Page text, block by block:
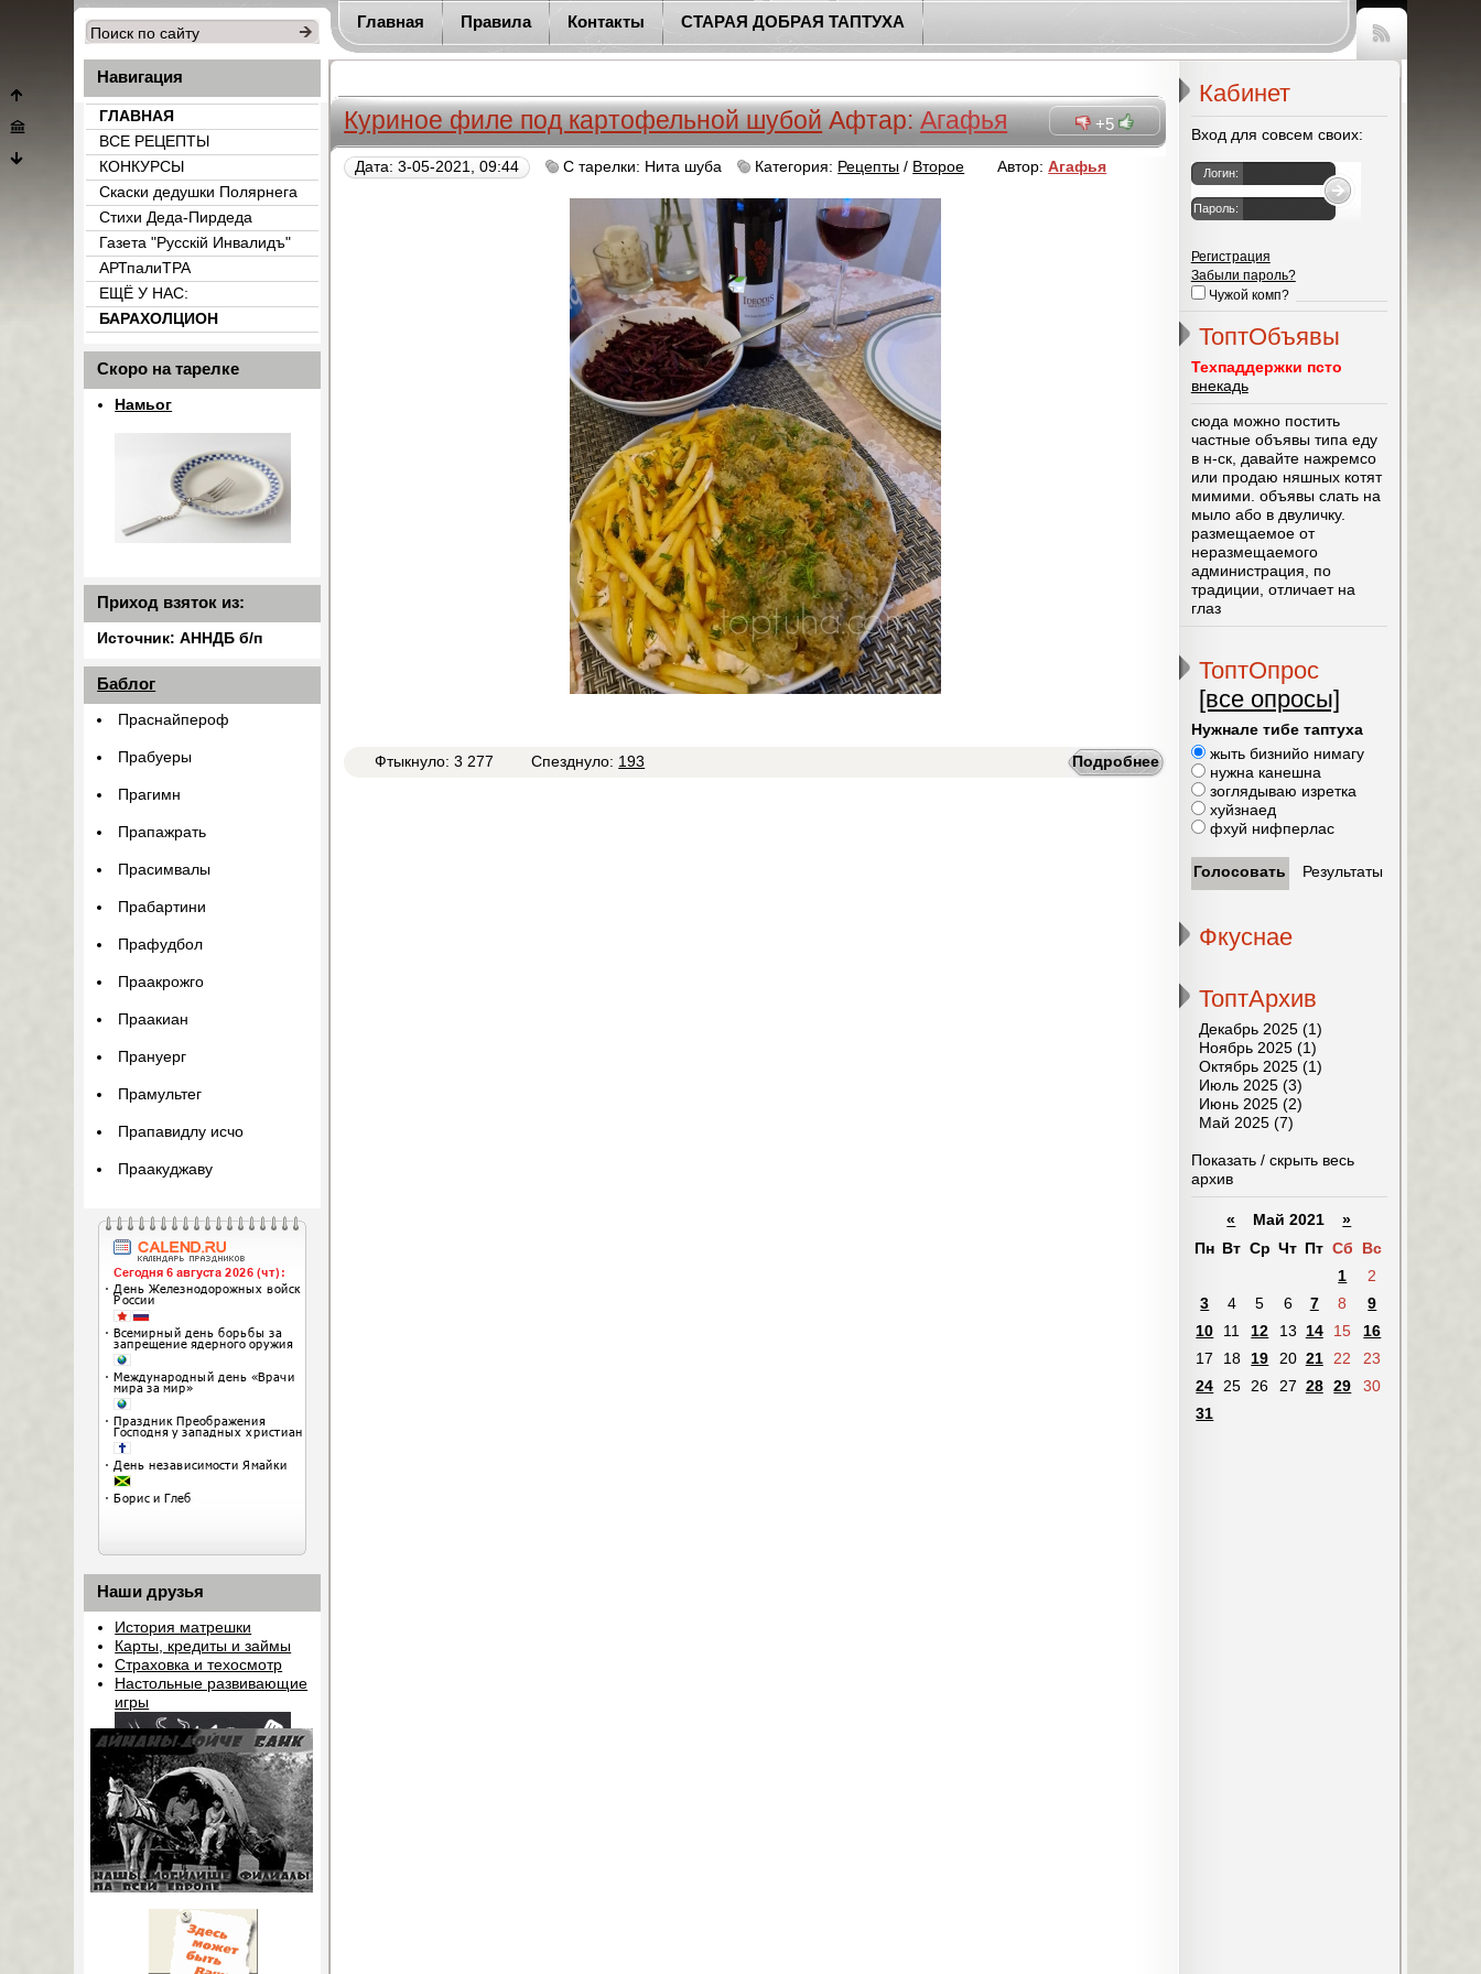
Главная Правила Контакты СТАРАЯ ДОБРАЯ ТАПТУХА
Чтение
+5
Куриное филе под картофельной шубой Афтар:Агафья
Дата: 3-05-2021, 09:44 С тарелки: Нита шуба Категория: Рецепты / Второе Автор:Агафья
Подробнее
Фтыкнуло: 3 277 Спезднуло: 193
Кабинет
Вход для совсем своих:
Логин:
Пароль:
Регистрация
Забыли пароль?
Чужой комп?
ТоптОбъявы
Техпаддержки псто
внекадь
сюда можно постить
частные объявы типа еду
в н-ск, давайте нажремсо
или продаю няшных котят
мимими. объявы слать на
мыло або в двуличку.
размещаемое от
неразмещаемого
администрация, по
традиции, отличает на
глаз
ТоптОпрос
[все опросы]
Нужнале тибе таптуха
жыть бизнийо нимагу
нужна канешна
зоглядываю изретка
хуйзнаед
фхуй нифперлас
Фкуснае
ТоптАрхив
Декабрь 2025 (1)
Ноябрь 2025 (1)
Октябрь 2025 (1)
Июль 2025 (3)
Июнь 2025 (2)
Май 2025 (7)
Показать / скрыть весь
архив
« Май 2021»
Пн Вт Ср Чт Пт Сб
Вс
1
2
3
4 5 6 7 8
9
10
11 12 13 14 15
16
17
18 19 20 21 22
23
24
25 26 27 28 29
30
31
Навигация
ГЛАВНАЯ
ВСЕ РЕЦЕПТЫ
КОНКУРСЫ
Скаски дедушки Полярнега
Стихи Деда-Пирдеда
Газета "Русскiй Инвалидъ"
АРТпалиТРА
ЕЩЁ У НАС:
БАРАХОЛЦИОН
Скоро на тарелке
Намьог
Приход взяток из:
Источник: АННДБ б/п
Баблог
Праснайпероф
Прабуеры
Прагимн
Прапажрать
Прасимвалы
Прабартини
Прафудбол
Праакрожго
Праакиан
Прануерг
Прамультег
Прапавидлу исчо
Праакуджаву
Наши друзья
История матрешки
Карты, кредиты и займы
Страховка и техосмотр
Настольные развивающие
игры
Копчености шнапс и
прочяя фкуснота
Chipotle сушеные перцы
чили